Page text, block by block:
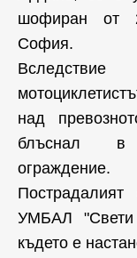
шофиран от
София.
над
блъснал в
ограждение.
УМБАЛ "Свети
където е